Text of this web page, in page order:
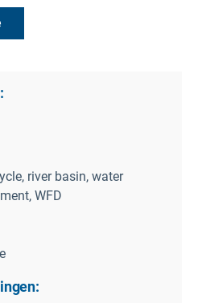
river basin, water
WFD